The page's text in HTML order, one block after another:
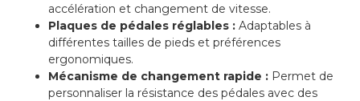
accélération et changement de vitesse.
Plaques de pédales réglables : Adaptables à
différentes tailles de pieds et préférences
ergonomiques.
Mécanisme de changement rapide : Permet de
personnaliser la résistance des pédales avec des